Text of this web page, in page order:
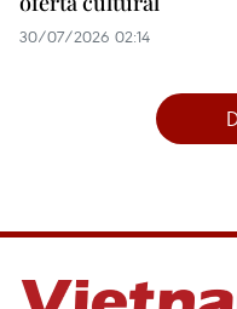
30/07/2026 02:14